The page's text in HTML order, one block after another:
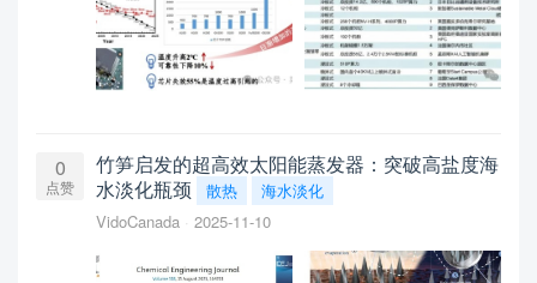
0
点赞
竹笋启发的超高效太阳能蒸发器：突破高盐度海
水淡化瓶颈
散热
海水淡化
VidoCanada
2025-11-10